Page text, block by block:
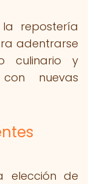
repostería
adentrarse
culinario y
nuevas
elección de